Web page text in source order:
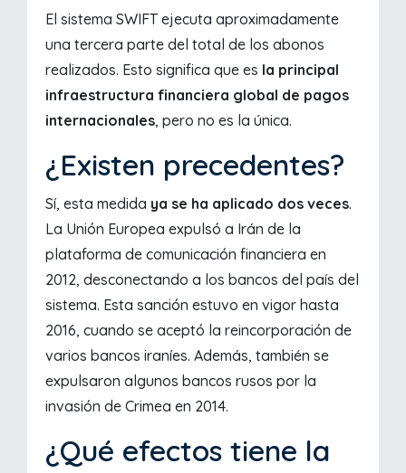
El sistema SWIFT ejecuta aproximadamente
una tercera parte del total de los abonos
realizados. Esto significa que es la principal
infraestructura financiera global de pagos
internacionales, pero no es la única.
¿Existen precedentes?
Sí, esta medida ya se ha aplicado dos veces.
La Unión Europea expulsó a Irán de la
plataforma de comunicación financiera en
2012, desconectando a los bancos del país del
sistema. Esta sanción estuvo en vigor hasta
2016, cuando se aceptó la reincorporación de
varios bancos iraníes. Además, también se
expulsaron algunos bancos rusos por la
invasión de Crimea en 2014.
¿Qué efectos tiene la